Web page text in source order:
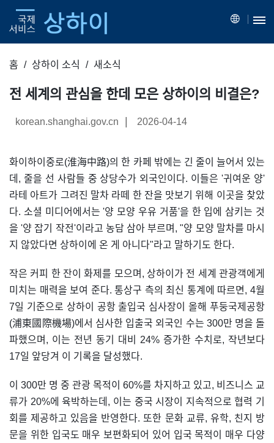
홈 상하이 소식 새소식
전 세계의 관심을 한데 모은 상하이의 비결은?
korean.shanghai.gov.cn | 2026-04-14
화이하이중로(淮海中路)의 한 카페 밖에는 긴 줄이 늘어서 있는
데, 줄을 선 사람들 중 상당수가 외국인이다. 이들은 '귀여운 양'
라테 아트가 그려진 말차 라떼 한 잔을 맛보기 위해 이곳을 찾았
다. 소셜 미디어에서는 '양 모양 우유 거품'을 한 입에 삼키는 것
을 '양 잡기 작전'이라고 농담 삼아 부르며, "양 모양 말차를 마시
지 않았다면 상하이에 온 게 아니다"라고 말하기도 한다.
작은 커피 한 잔이 화제를 모으며, 상하이가 전 세계 관광객에게
미치는 매력을 보여 준다. 통상구 측의 최신 통계에 따르면, 4월
7일 기준으로 상하이 공항 출입국 심사장이 올해 푸둥국제공항
(浦東國際機場)에서 심사한 입출국 외국인 수는 300만 명을 돌
파했으며, 이는 전년 동기 대비 24% 증가한 수치로, 작년보다
17일 앞당겨 이 기록을 달성했다.
이 300만 명 중 관광 목적이 60%를 차지하고 있고, 비즈니스 교
류가 20%에 육박하는데, 이는 중국 시장이 지속적으로 협력 기
회를 제공하고 있음을 반영한다. 또한 문화 교류, 유학, 친지 방
문을 위한 입국도 매우 보편화되어 있어 입국 목적이 매우 다양